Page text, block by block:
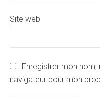
Site web
Enregistrer mon
navigateur pour mon